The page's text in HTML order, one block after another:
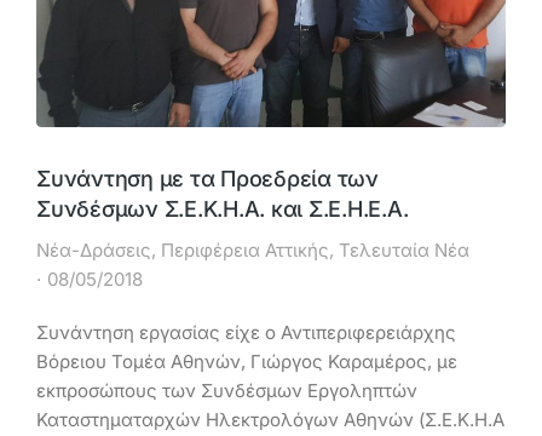
Συνάντηση με τα Προεδρεία των
Συνδέσμων Σ.Ε.Κ.Η.Α. και Σ.Ε.Η.Ε.Α.
Νέα-Δράσεις, Περιφέρεια Αττικής, Τελευταία Νέα
08/05/2018
Συνάντηση εργασίας είχε ο Αντιπεριφερειάρχης
Βόρειου Τομέα Αθηνών, Γιώργος Καραμέρος, με
εκπροσώπους των Συνδέσμων Εργοληπτών
Καταστηματαρχών Ηλεκτρολόγων Αθηνών (Σ.Ε.Κ.Η.Α